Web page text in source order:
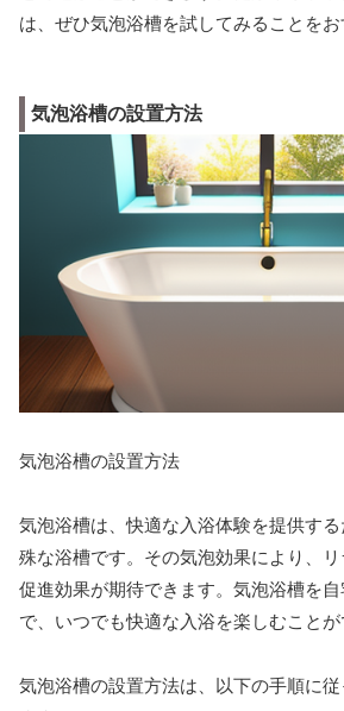
は、ぜひ気泡浴槽を試してみることをお
気泡浴槽の設置方法
気泡浴槽の設置方法
気泡浴槽は、快適な入浴体験を提供す
殊な浴槽です。その気泡効果により、
促進効果が期待できます。気泡浴槽を
で、いつでも快適な入浴を楽しむことが
気泡浴槽の設置方法は、以下の手順に